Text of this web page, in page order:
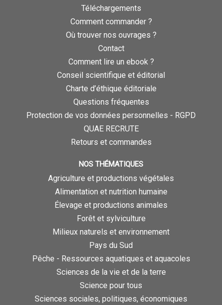
Téléchargements
Comment commander ?
Où trouver nos ouvrages ?
Contact
Comment lire un ebook ?
Conseil scientifique et éditorial
Charte d’éthique éditoriale
Questions fréquentes
Protection de vos données personnelles - RGPD
QUAE RECRUTE
Retours et commandes
NOS THÉMATIQUES
Agriculture et productions végétales
Alimentation et nutrition humaine
Élevage et productions animales
Forêt et sylviculture
Milieux naturels et environnement
Pays du Sud
Pêche - Ressources aquatiques et aquacoles
Sciences de la vie et de la terre
Science pour tous
Sciences sociales, politiques, économiques